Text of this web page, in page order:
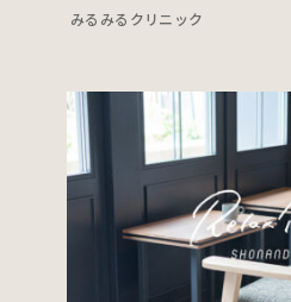
みるみるクリニック